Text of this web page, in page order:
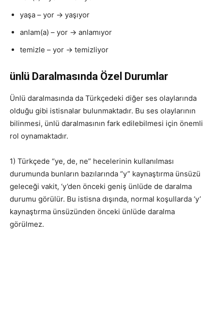
yaşa – yor → yaşıyor
anlam(a) – yor → anlamıyor
temizle – yor → temizliyor
ünlü Daralmasında Özel Durumlar
Ünlü daralmasında da Türkçedeki diğer ses olaylarında
olduğu gibi istisnalar bulunmaktadır. Bu ses olaylarının
bilinmesi, ünlü daralmasının fark edilebilmesi için önemli
rol oynamaktadır.
1) Türkçede “ye, de, ne” hecelerinin kullanılması
durumunda bunların bazılarında “y” kaynaştırma ünsüzü
geleceği vakit, ‘y’den önceki geniş ünlüde de daralma
durumu görülür. Bu istisna dışında, normal koşullarda ‘y’
kaynaştırma ünsüzünden önceki ünlüde daralma
görülmez.